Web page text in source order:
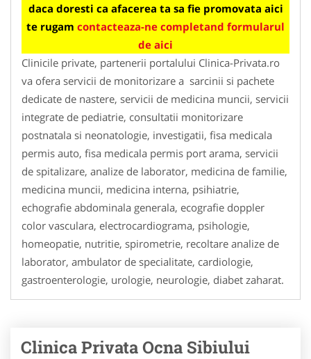
daca doresti ca afacerea ta sa fie promovata aici
te rugam contacteaza-ne completand formularul
de aici
Clinicile private, partenerii portalului Clinica-Privata.ro
va ofera servicii de monitorizare a sarcinii si pachete
dedicate de nastere, servicii de medicina muncii, servicii
integrate de pediatrie, consultatii monitorizare
postnatala si neonatologie, investigatii, fisa medicala
permis auto, fisa medicala permis port arama, servicii
de spitalizare, analize de laborator, medicina de familie,
medicina muncii, medicina interna, psihiatrie,
echografie abdominala generala, ecografie doppler
color vasculara, electrocardiograma, psihologie,
homeopatie, nutritie, spirometrie, recoltare analize de
laborator, ambulator de specialitate, cardiologie,
gastroenterologie, urologie, neurologie, diabet zaharat.
Clinica Privata Ocna Sibiului